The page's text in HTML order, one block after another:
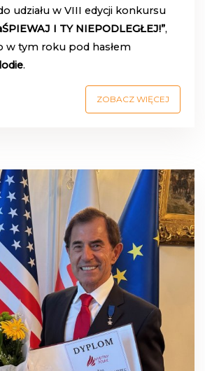
udziału w VIII edycji konkursu
I TY NIEPODLEGŁEJ!”,
w tym roku pod hasłem
.
ZOBACZ WIĘCEJ